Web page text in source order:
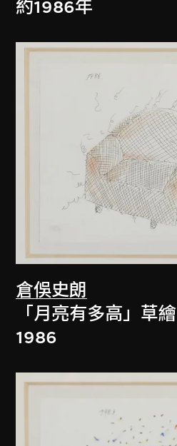
約1986年
倉俁史朗
「月亮有多高」草繪
1986